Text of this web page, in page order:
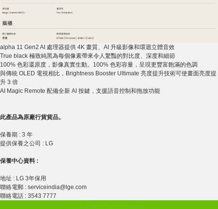
alpha 11 Gen2 AI 處理器提供 4K 畫質、AI 升級影像和環迴立體音效
True black 極致純黑為每個像素帶來令人驚豔的對比度、深度和細節
100% 色彩還原度，影像真實生動。100% 色彩容量，呈現更豐富飽滿的色調
與傳統 OLED 電視相比，Brightness Booster Ultimate 亮度提升技術可使畫面亮度提
升 3 倍
AI Magic Remote 配備全新 AI 按鍵，支援語音控制和拖放功能
此產品為原廠行貨貨品。
保養期 : 3 年
提供保養之公司 : LG
保養中心資料 :
地址 : LG 3年保用
聯絡電郵 : serviceindia@lge.com
聯絡電話 : 3543 7777